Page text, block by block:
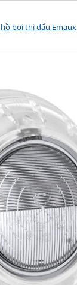
bơi thi đấu Emaux